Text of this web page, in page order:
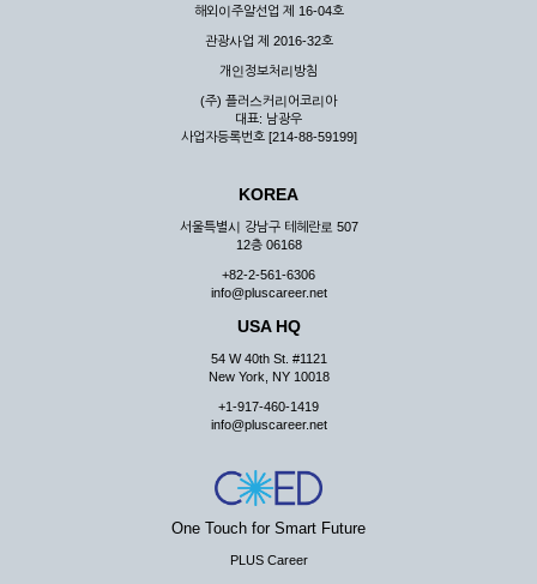
③ 회사는 이용자로부터 제기되는 의견이나 불만이 정당하다고
인정할 경우에는 즉시 처리하여야 하며, 즉시 처리가 곤란한 경
우 그 처리를 위해 노력해야 합니다.
제7조 (회원의 의무)
① 회원은 ID와 비밀 번호에 관한 모든 관리의 책임이 있으며
② 회원은 이용신청서의 기재내용 중 변경된 내용이 있는 경우
서비스를 통하여 그 내용을 회사에 통지하여야 합니다.
③ 다른 회원의 ID와 비밀번호를 부당하게 사용하는 행위를
④ 회원은 회사의 서비스에서 타 사이트의 홍보행위를 하지 않
아야 하며 공공질서나 미풍약속에 위배되는 내용 혹은 저작권을
리 행위도 할 수 없습니다.
사가 통지하는 사항을 준수하여야 하며, 기타 회사의 업무에 방
해되는 행위를 하여서는 아니 됩니다.
제8조 (회원의 관리)
① 회원은 언제든 이 약관에 대한 동의를 철회할 수 있습니다.
해외이주알선업 제 16-04호
관광사업 제 2016-32호
개인정보처리방침
(주) 플러스커리어코리아
대표: 남광우
사업자등록번호 [214-88-59199]
KOREA
서울특별시 강남구 테헤란로 507
12층 06168
+82-2-561-6306
info@pluscareer.net
USA HQ
54 W 40th St. #1121
New York, NY 10018
+1-917-460-1419
info@pluscareer.net
One Touch for Smart Future
PLUS Career